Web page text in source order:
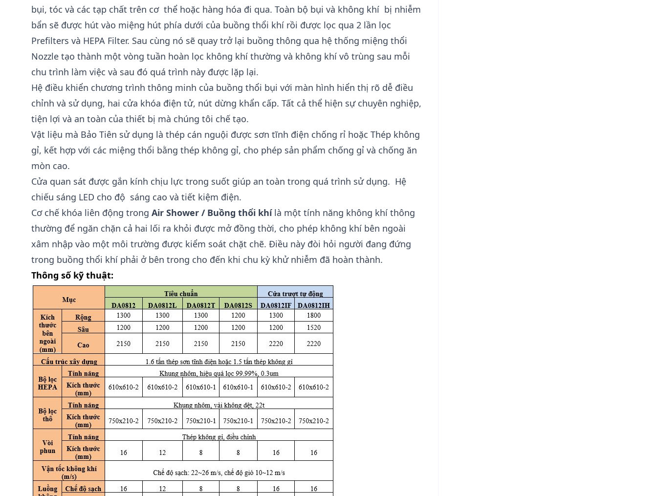
bụi, tóc và các tạp chất trên cơ thể hoặc hàng hóa đi qua. Toàn bộ bụi và không khí bị nhiễm
bẩn sẽ được hút vào miệng hút phía dưới của buồng thổi khí rồi được lọc qua 2 lần lọc
Prefilters và HEPA Filter. Sau cùng nó sẽ quay trở lại buồng thông qua hệ thống miệng thổi
Nozzle tạo thành một vòng tuần hoàn lọc không khí thường và không khí vô trùng sau mỗi
chu trình làm việc và sau đó quá trình này được lặp lại.
Hệ điều khiển chương trình thông minh của buồng thổi bụi với màn hình hiển thị rõ dễ điều
chỉnh và sử dụng, hai cửa khóa điện tử, nút dừng khẩn cấp. Tất cả thể hiện sự chuyên nghiệp,
tiện lợi và an toàn của thiết bị mà chúng tôi chế tạo.
Vật liệu mà Bảo Tiên sử dụng là thép cán nguội được sơn tĩnh điện chống rỉ hoặc Thép không
gỉ, kết hợp với các miệng thổi bằng thép không gỉ, cho phép sản phẩm chống gỉ và chống ăn
mòn cao.
Cửa quan sát được gắn kính chịu lực trong suốt giúp an toàn trong quá trình sử dụng. Hệ
chiếu sáng LED cho độ sáng cao và tiết kiệm điện.
Cơ chế khóa liên động trong Air Shower / Buồng thổi khí là một tính năng không khí thông
thường để ngăn chặn cả hai lối ra khỏi được mở đồng thời, cho phép không khí bên ngoài
xâm nhập vào một môi trường được kiểm soát chặt chẽ. Điều này đòi hỏi người đang đứng
trong buồng thổi khí phải ở bên trong cho đến khi chu kỳ khử nhiễm đã hoàn thành.
Thông số kỹ thuật: